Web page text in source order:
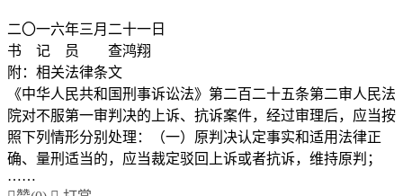
二〇一六年三月二十一日
书 记 员 查鸿翔
附：相关法律条文
《中华人民共和国刑事诉讼法》第二百二十五条第二审人民法
院对不服第一审判决的上诉、抗诉案件，经过审理后，应当按
照下列情形分别处理：（一）原判决认定事实和适用法律正
确、量刑适当的，应当裁定驳回上诉或者抗诉，维持原判；
……